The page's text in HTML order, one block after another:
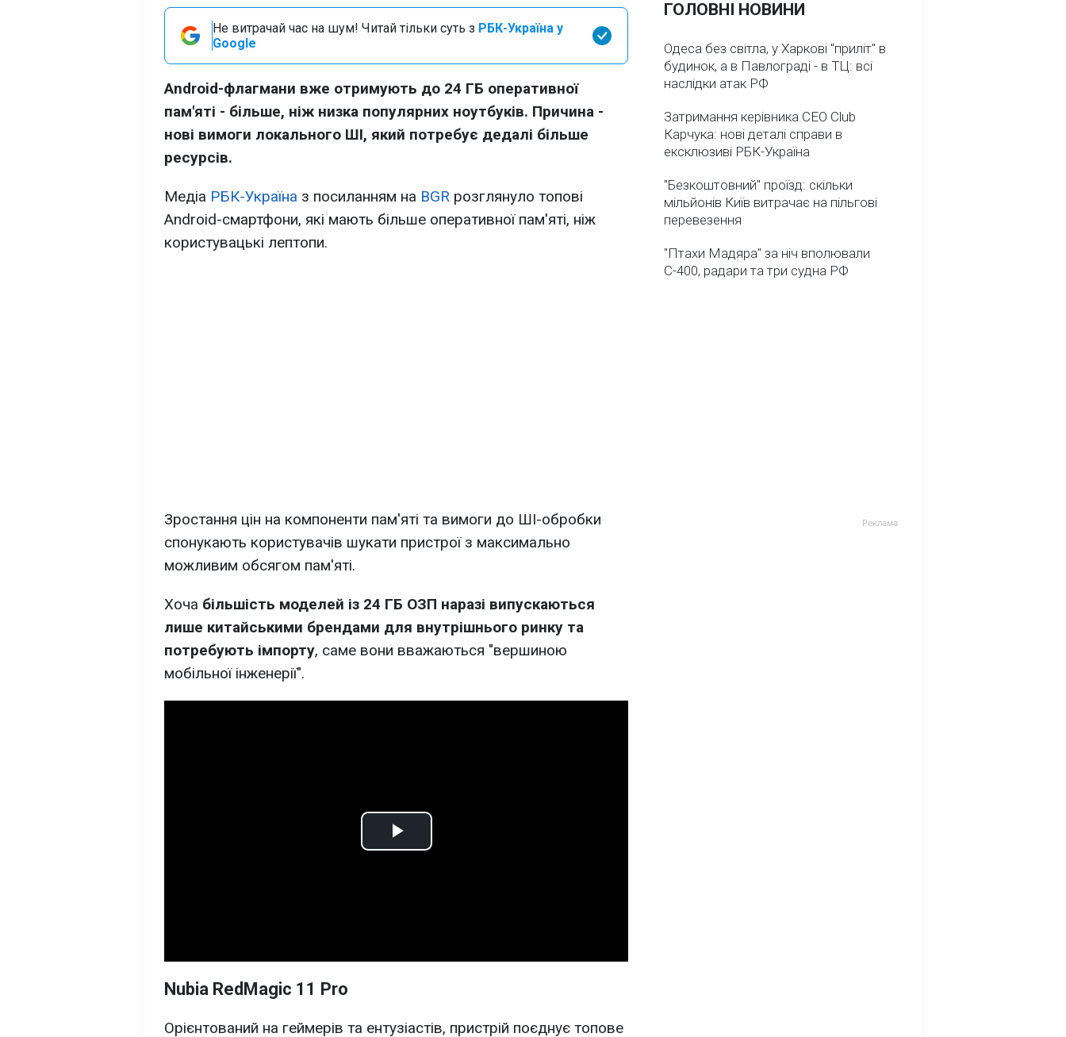
Не витрачай час на шум! Читай тільки суть з РБК-Україна у
Google
Android-флагмани вже отримують до 24 ГБ оперативної
пам'яті - більше, ніж низка популярних ноутбуків. Причина -
нові вимоги локального ШІ, який потребує дедалі більше
ресурсів.
Медіа РБК-Україна з посиланням на BGR розглянуло топові
Android-смартфони, які мають більше оперативної пам'яті, ніж
користувацькі лептопи.
Зростання цін на компоненти пам'яті та вимоги до ШІ-обробки
спонукають користувачів шукати пристрої з максимально
можливим обсягом пам'яті.
Хоча більшість моделей із 24 ГБ ОЗП наразі випускаються
лише китайськими брендами для внутрішнього ринку та
потребують імпорту, саме вони вважаються "вершиною
мобільної інженерії".
Play
Nubia RedMagic 11 Pro
Орієнтований на геймерів та ентузіастів, пристрій поєднує топове
ГОЛОВНІ НОВИНИ
Одеса без світла, у Харкові "приліт" в
будинок, а в Павлограді - в ТЦ: всі
наслідки атак РФ
Затримання керівника CEO Club
Карчука: нові деталі справи в
ексклюзиві РБК-Україна
"Безкоштовний" проїзд: скільки
мільйонів Київ витрачає на пільгові
перевезення
"Птахи Мадяра" за ніч вполювали
С-400, радари та три судна РФ